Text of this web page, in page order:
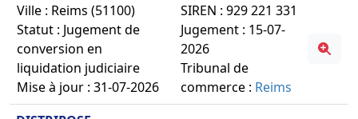
Ville : Reims (51100)
Statut : Jugement de
conversion en
liquidation judiciaire
Mise à jour : 31-07-2026
SIREN : 929 221 331
Jugement : 15-07-
2026
Tribunal de
commerce : Reims